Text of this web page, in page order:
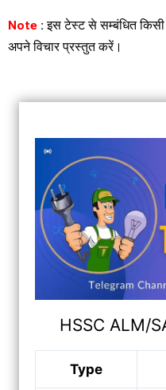
Note : इस टेस्ट से सम्बंधित
अपने विचार प्रस्तुत करें।
HSSC ALM/
Type